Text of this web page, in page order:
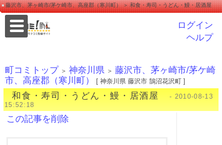
藤沢市、茅ヶ崎市/茅ケ崎市、高座郡（寒川町） ＞ 和食・寿司・うどん・鰻・居酒屋
ログイン
ヘルプ
町コミトップ ＞ 神奈川県 ＞ 藤沢市、茅ヶ崎市/茅ケ崎
市、高座郡（寒川町）
[ 神奈川県 藤沢市 鵠沼花沢町 ]
和食・寿司・うどん・鰻・居酒屋
- 2010-08-13
15:52:18
この記事を削除